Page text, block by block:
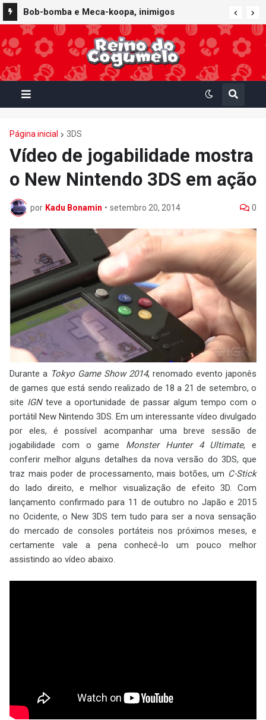
Bob-bomba e Meca-koopa, inimigos
"mecânicos" de Super Mario, viram brinquedos
de corda no Super Nintendo World
Página inicial 3DS
Vídeo de jogabilidade mostra
o New Nintendo 3DS em ação
por Kadu Bonamin • setembro 20, 2014 0
Durante a Tokyo Game Show 2014, renomado evento japonês
de games que está sendo realizado de 18 a 21 de setembro, o
site IGNteve a oportunidade de passar algum tempo com o
portátil New Nintendo 3DS. Em um interessante vídeo divulgado
por eles, é possível acompanhar uma breve sessão de
jogabilidade com o game Monster Hunter 4 Ultimate, e
conferir melhor alguns detalhes da nova versão do 3DS, que
traz mais poder de processamento, mais botões, um C-Stick
do lado direito, e melhor visualização de efeito 3D. Com
lançamento confirmado para 11 de outubro no Japão e 2015
no Ocidente, o New 3DS tem tudo para ser a nova sensação
do mercado de consoles portáteis nos próximos meses, e
certamente vale a pena conhecê-lo um pouco melhor
assistindo ao vídeo abaixo.